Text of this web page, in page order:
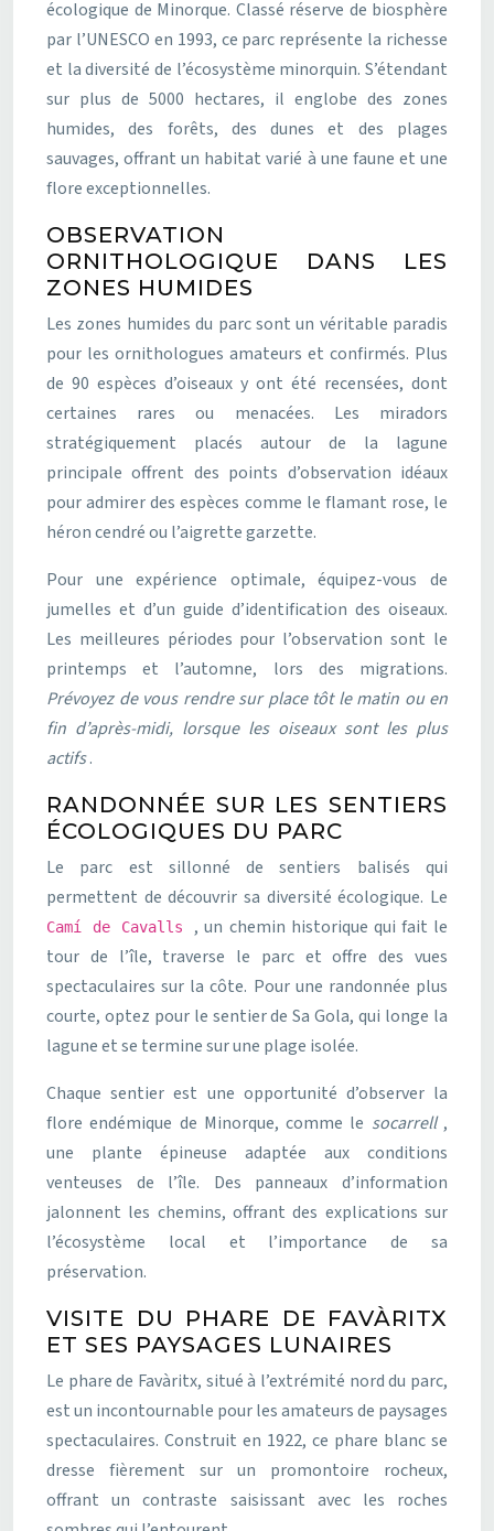
écologique de Minorque. Classé réserve de biosphère
par l’UNESCO en 1993, ce parc représente la richesse
et la diversité de l’écosystème minorquin. S’étendant
sur plus de 5000 hectares, il englobe des zones
humides, des forêts, des dunes et des plages
sauvages, offrant un habitat varié à une faune et une
flore exceptionnelles.
OBSERVATION
ORNITHOLOGIQUE DANS LES
ZONES HUMIDES
Les zones humides du parc sont un véritable paradis
pour les ornithologues amateurs et confirmés. Plus
de 90 espèces d’oiseaux y ont été recensées, dont
certaines rares ou menacées. Les miradors
stratégiquement placés autour de la lagune
principale offrent des points d’observation idéaux
pour admirer des espèces comme le flamant rose, le
héron cendré ou l’aigrette garzette.
Pour une expérience optimale, équipez-vous de
jumelles et d’un guide d’identification des oiseaux.
Les meilleures périodes pour l’observation sont le
printemps et l’automne, lors des migrations.
Prévoyez de vous rendre sur place tôt le matin ou en
fin d’après-midi, lorsque les oiseaux sont les plus
actifs.
RANDONNÉE SUR LES SENTIERS
ÉCOLOGIQUES DU PARC
Le parc est sillonné de sentiers balisés qui
permettent de découvrir sa diversité écologique. Le
Camí de Cavalls , un chemin historique qui fait le
tour de l’île, traverse le parc et offre des vues
spectaculaires sur la côte. Pour une randonnée plus
courte, optez pour le sentier de Sa Gola, qui longe la
lagune et se termine sur une plage isolée.
Chaque sentier est une opportunité d’observer la
flore endémique de Minorque, comme le socarrell ,
une plante épineuse adaptée aux conditions
venteuses de l’île. Des panneaux d’information
jalonnent les chemins, offrant des explications sur
l’écosystème local et l’importance de sa
préservation.
VISITE DU PHARE DE FAVÀRITX
ET SES PAYSAGES LUNAIRES
Le phare de Favàritx, situé à l’extrémité nord du parc,
est un incontournable pour les amateurs de paysages
spectaculaires. Construit en 1922, ce phare blanc se
dresse fièrement sur un promontoire rocheux,
offrant un contraste saisissant avec les roches